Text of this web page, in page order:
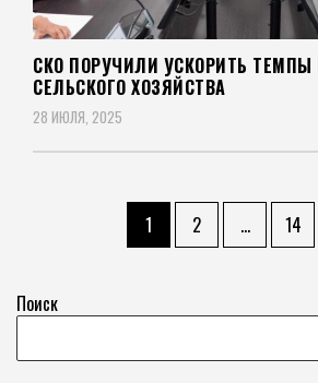
СКО ПОРУЧИЛИ УСКОРИТЬ ТЕМПЫ
СЕЛЬСКОГО ХОЗЯЙСТВА
28 ИЮЛЯ, 2025
Страница
1 Страница
2 … 14
Поиск